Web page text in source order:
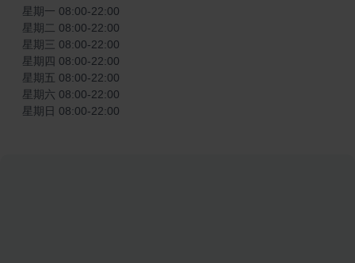
星期一 08:00-22:00
星期二 08:00-22:00
星期三 08:00-22:00
星期四 08:00-22:00
星期五 08:00-22:00
星期六 08:00-22:00
星期日 08:00-22:00